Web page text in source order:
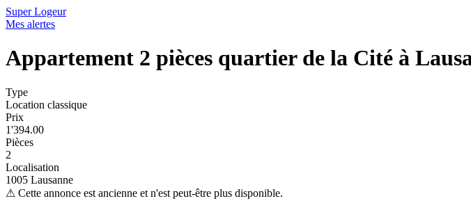
Super Logeur
Mes alertes
Appartement 2 pièces quartier de la Cité à
Type
Location classique
Prix
1'394.00
Pièces
2
Localisation
1005 Lausanne
⚠ Cette annonce est ancienne et n'est peut-être plus disponible.